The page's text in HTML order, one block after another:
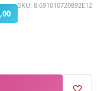
SKU: 8.691010720892E12